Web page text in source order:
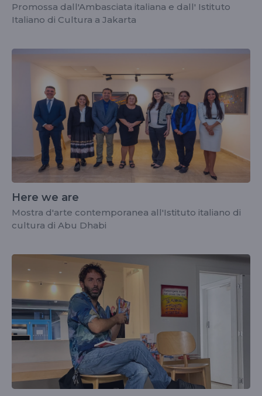
Promossa dall'Ambasciata italiana e dall' Istituto
Italiano di Cultura a Jakarta
Here we are
Mostra d'arte contemporanea all'Istituto italiano di
cultura di Abu Dhabi